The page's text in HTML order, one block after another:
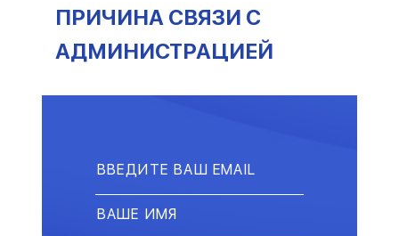
ПРИЧИНА СВЯЗИ С
АДМИНИСТРАЦИЕЙ